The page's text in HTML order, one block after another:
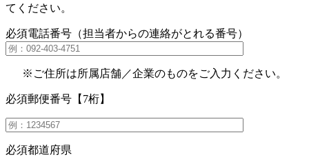
てください。
必須電話番号（担当者からの連絡がとれる番号）
※ご住所は所属店舗／企業のものをご入力ください。
必須郵便番号【7桁】
必須都道府県